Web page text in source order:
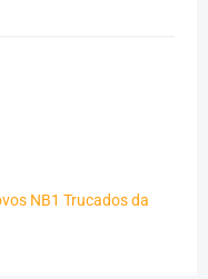
NB1 Trucados da